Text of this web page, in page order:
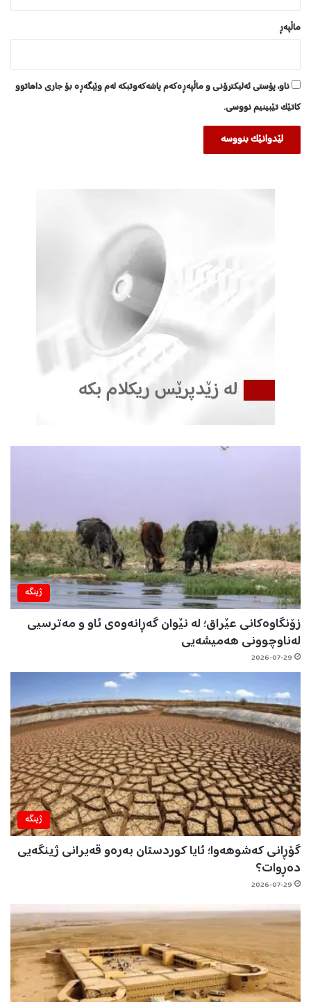
ماڵپه‌ڕ
ناو، پۆستی ئەلیکترۆنی و ماڵپەڕەکەم پاشەکەوتبکە لەم وێبگەڕە بۆ جاری داهاتوو
کاتێک تێبینیم نووسی.
ژینگه‌
زۆنگاوەکانی عێراق؛ لە نێوان گەڕانەوەی ئاو و مەترسیی
لەناوچوونی هەمیشەیی
2026-07-29
ژینگه‌
گۆڕانی کەشوهەوا؛ ئایا کوردستان بەرەو قەیرانی ژینگەیی
دەڕوات؟
2026-07-29